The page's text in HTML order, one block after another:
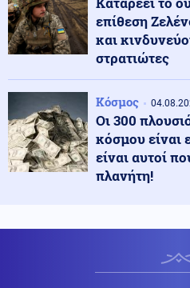
ΗΠΑ 06.08.2026 - 09:29
Τραμπ: «Έχουμε
Καταζητούνται όσοι
Κοινωνία
Νέα ταυτότητα: Ο
επικαιροποίηση των
Οικονομία 06.08.2026 -
Γάλλων
επίθεση
και
στρατιώτες
Κόσμος
Οι 300
κόσμου είναι
είναι αυτοί
πλανήτη!